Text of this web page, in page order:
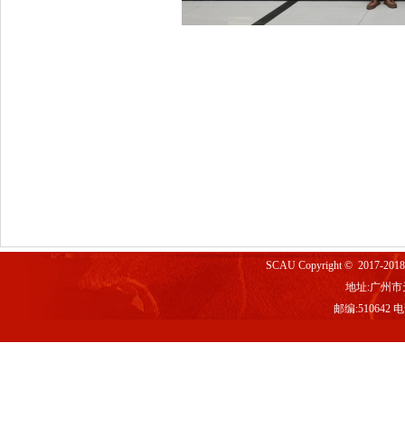
SCAU Copyright © 2017-
地址:广州市
邮编:510642